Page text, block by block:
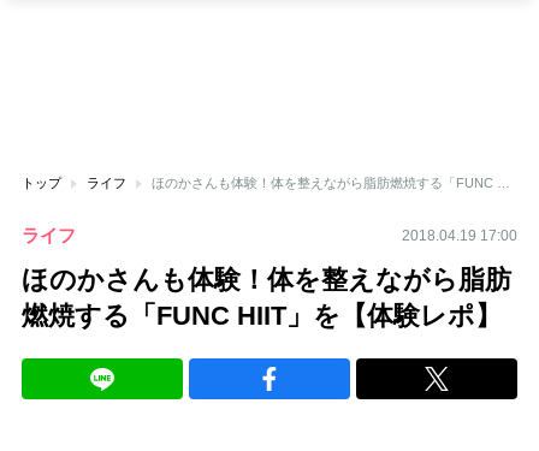
トップ ライフ
ライフ 2018.04.19 17:00
ほのかさんも体験！体を整えながら脂肪
燃焼する「FUNC HIIT」を【体験レポ】